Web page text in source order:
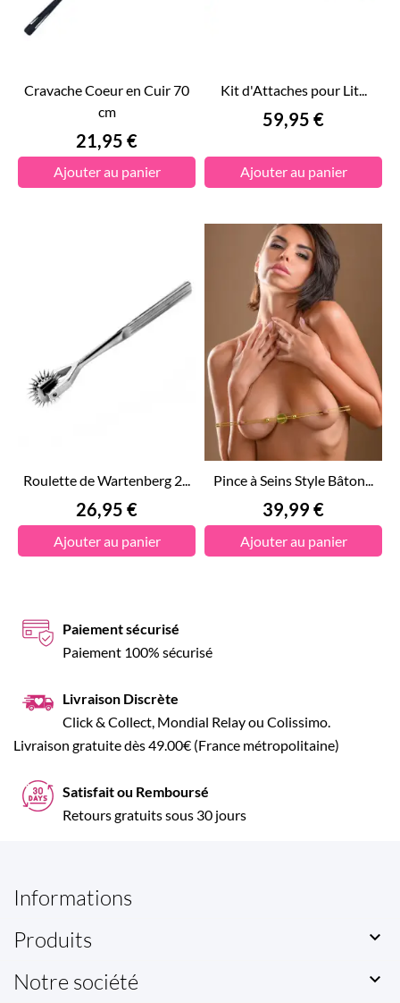
Cravache Coeur en Cuir 70
cm
Prix
21,95 €
Ajouter au panier
Kit d'Attaches pour Lit...
Prix
59,95 €
Ajouter au panier
Roulette de Wartenberg 2...
Prix
26,95 €
Ajouter au panier
Pince à Seins Style Bâton...
Prix
39,99 €
Ajouter au panier
Paiement sécurisé
Paiement 100% sécurisé
Livraison Discrète
Click & Collect, Mondial Relay ou Colissimo.
Livraison gratuite dès 49.00€ (France métropolitaine)
Satisfait ou Remboursé
Retours gratuits sous 30 jours
Informations
Produits

Notre société 